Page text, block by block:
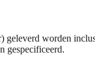
worden
gespecificeerd.